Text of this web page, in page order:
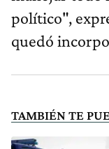
político",
quedó
TAMBIÉN TE